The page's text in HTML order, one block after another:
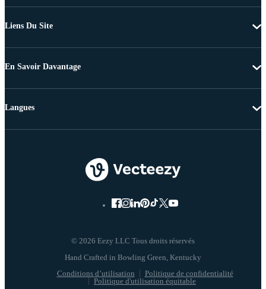
Liens Du Site
En Savoir Davantage
© 2026 Eezy LLC Tous droits réservés
Conditions d’utilisation
Politique de confidentialité
Politique d'utilisation équitable
Langues